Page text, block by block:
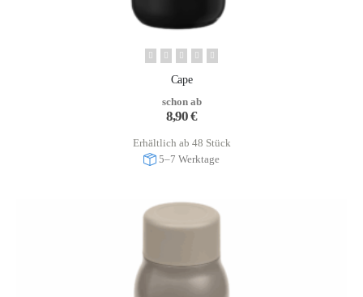
Cape
schon ab
8,90€
Erhältlich ab 48 Stück
5–7 Werktage